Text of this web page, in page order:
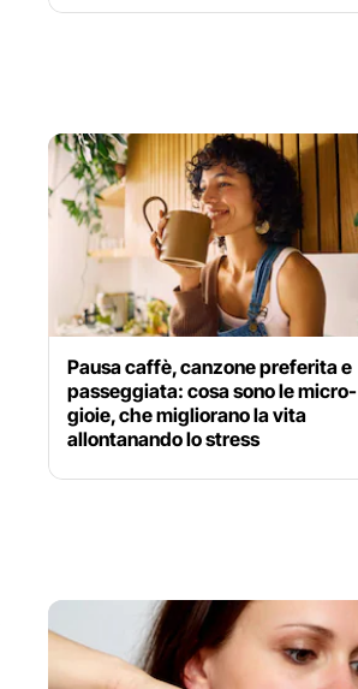
Pausa caffè, canzone preferita e
passeggiata: cosa sono le micro-
gioie, che migliorano la vita
allontanando lo stress